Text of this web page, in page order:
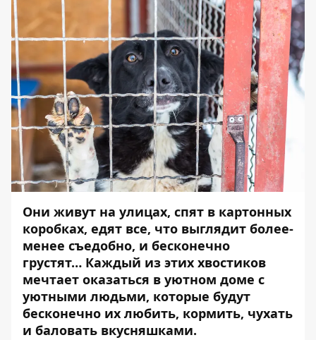
Они живут на улицах, спят в картонных
коробках, едят все, что выглядит более-
менее съедобно, и бесконечно
грустят… Каждый из этих хвостиков
мечтает оказаться в уютном доме с
уютными людьми, которые будут
бесконечно их любить, кормить, чухать
и баловать вкусняшками.